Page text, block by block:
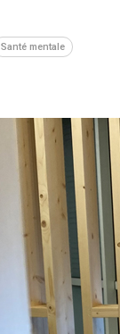
Santé mentale